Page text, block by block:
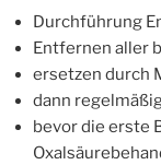
Durchführung
Entfernen aller
ersetzen durch
dann
bevor die erste